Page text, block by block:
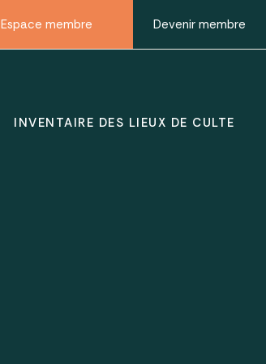
Espace membre Devenir membre
INVENTAIRE DES LIEUX DE CULTE